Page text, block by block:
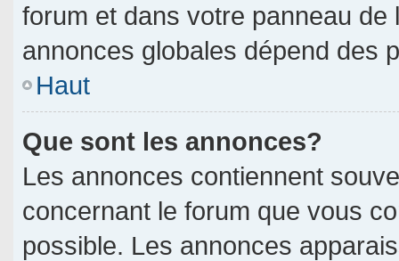
forum et dans votre panneau de
annonces globales dépend des
Haut
Que sont les annonces?
Les annonces contiennent
concernant le forum que vous
possible. Les annonces